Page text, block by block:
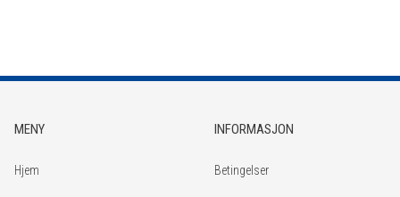
MENY
Hjem
INFORMASJON
Betingelser